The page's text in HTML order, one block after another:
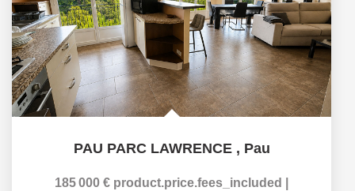
PAU PARC LAWRENCE , Pau
185 000 € product.price.fees_included